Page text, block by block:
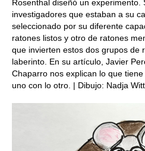
Rosenthal diseñó un experimento.
investigadores que estaban a su
seleccionado por su diferente
ratones listos y otro de ratones
que invierten estos dos grupos de
laberinto. En su artículo, Javier
Chaparro nos explican lo que
uno con lo otro. | Dibujo: Nadja